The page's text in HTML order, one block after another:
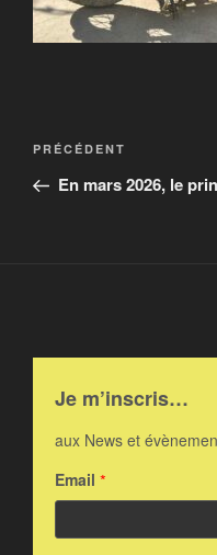
Navigation
l’article
Article
précédent
PRÉCÉDENT
En mars 2026, le
Je m’inscris…
aux News et
Email *